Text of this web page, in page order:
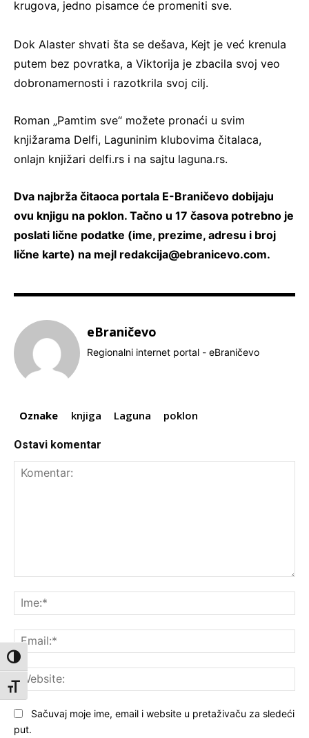
Toggle High Contrast
Toggle Font size
krugova, jedno pisamce će promeniti sve.
Dok Alaster shvati šta se dešava, Kejt je već krenula
putem bez povratka, a Viktorija je zbacila svoj veo
dobronamernosti i razotkrila svoj cilj.
Roman „Pamtim sve“ možete pronaći u svim
knjižarama Delfi, Laguninim klubovima čitalaca,
onlajn knjižari delfi.rs i na sajtu laguna.rs.
Dva najbrža čitaoca portala E-Braničevo dobijaju
ovu knjigu na poklon. Tačno u 17 časova potrebno je
poslati lične podatke (ime, prezime, adresu i broj
lične karte) na mejl redakcija@ebranicevo.com.
eBraničevo
Regionalni internet portal - eBraničevo
Oznake knjiga Laguna poklon
Ostavi komentar
Sačuvaj moje ime, email i website u pretaživaču za sledeći
put.